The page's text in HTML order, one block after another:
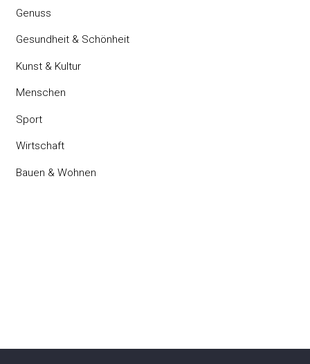
Genuss
Gesundheit & Schönheit
Kunst & Kultur
Menschen
Sport
Wirtschaft
Bauen & Wohnen